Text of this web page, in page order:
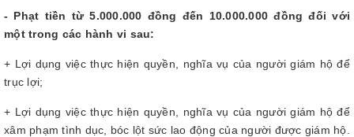
- Phạt tiền từ 5.000.000 đồng đến 10.000.000 đồng đối với
một trong các hành vi sau:
+ Lợi dụng việc thực hiện quyền, nghĩa vụ của người giám hộ để
trục lợi;
+ Lợi dụng việc thực hiện quyền, nghĩa vụ của người giám hộ để
xâm phạm tình dục, bóc lột sức lao động của người được giám hộ.